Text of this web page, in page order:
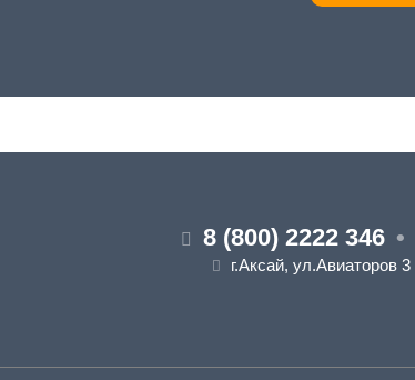
8 (800) 2222 346 •
г.Аксай, ул.Авиаторов 3